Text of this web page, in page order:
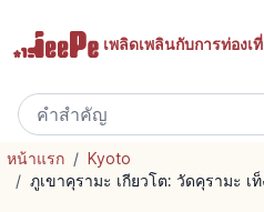
เพลิดเพลินกับการท่องเ
หน้าแรก / Kyoto
/ ภูเขาคุรามะ เกียวโต: วัดคุรามะ เ